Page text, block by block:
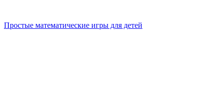
Простые математические игры для детей